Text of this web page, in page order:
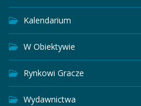
Kalendarium
W Obiektywie
Rynkowi Gracze
Wydawnictwa